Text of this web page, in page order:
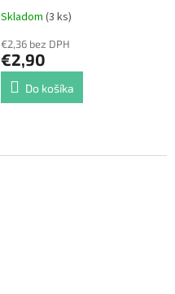
Skladom (3 ks)
€2,36 bez DPH
€2,90
Do košíka